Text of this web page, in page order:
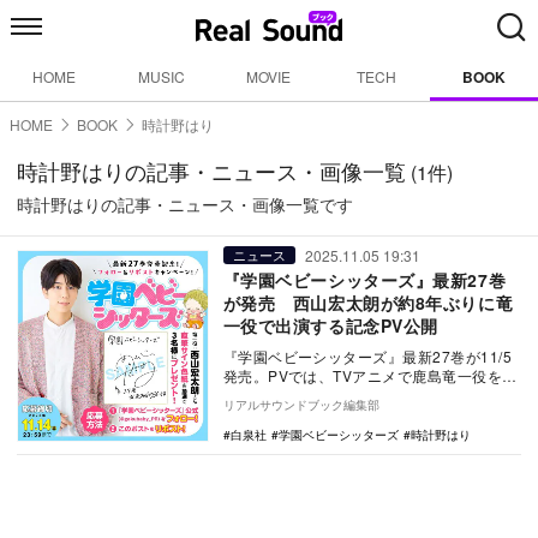
HOME MUSIC MOVIE TECH BOOK
HOME BOOK 時計野はり
時計野はりの記事・ニュース・画像一覧 (1件)
時計野はりの記事・ニュース・画像一覧です
ニュース 2025.11.05 19:31
『学園ベビーシッターズ』最新27巻
が発売 西山宏太朗が約8年ぶりに竜
一役で出演する記念PV公開
『学園ベビーシッターズ』最新27巻が11/5
発売。PVでは、TVアニメで鹿島竜一役を演
じた西山宏太朗が8年ぶりに同役を演じた。
リアルサウンドブック編集部
白泉社
学園ベビーシッターズ 時計野はり